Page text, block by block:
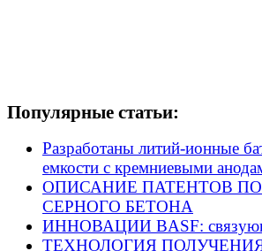
Популярные статьи:
Разработаны литий-ионные
емкости с кремниевыми
ОПИСАНИЕ ПАТЕНТОВ
СЕРНОГО БЕТОНА
ИННОВАЦИИ BASF:
ТЕХНОЛОГИЯ